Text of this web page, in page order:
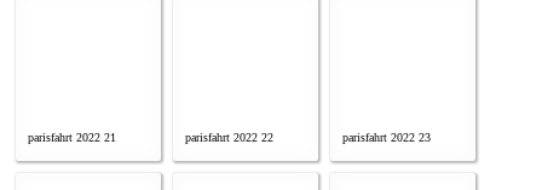
parisfahrt 2022 21 parisfahrt 2022 22 parisfahrt 2022 23